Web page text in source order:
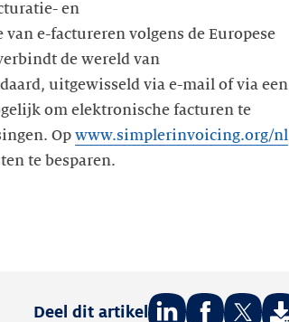
en
e-factureren volgens de Europese
de wereld van
uitgewisseld via e-mail of via een
om elektronische facturen te
Op www.simplerinvoicing.org/nl
te besparen.
Deel dit artikel